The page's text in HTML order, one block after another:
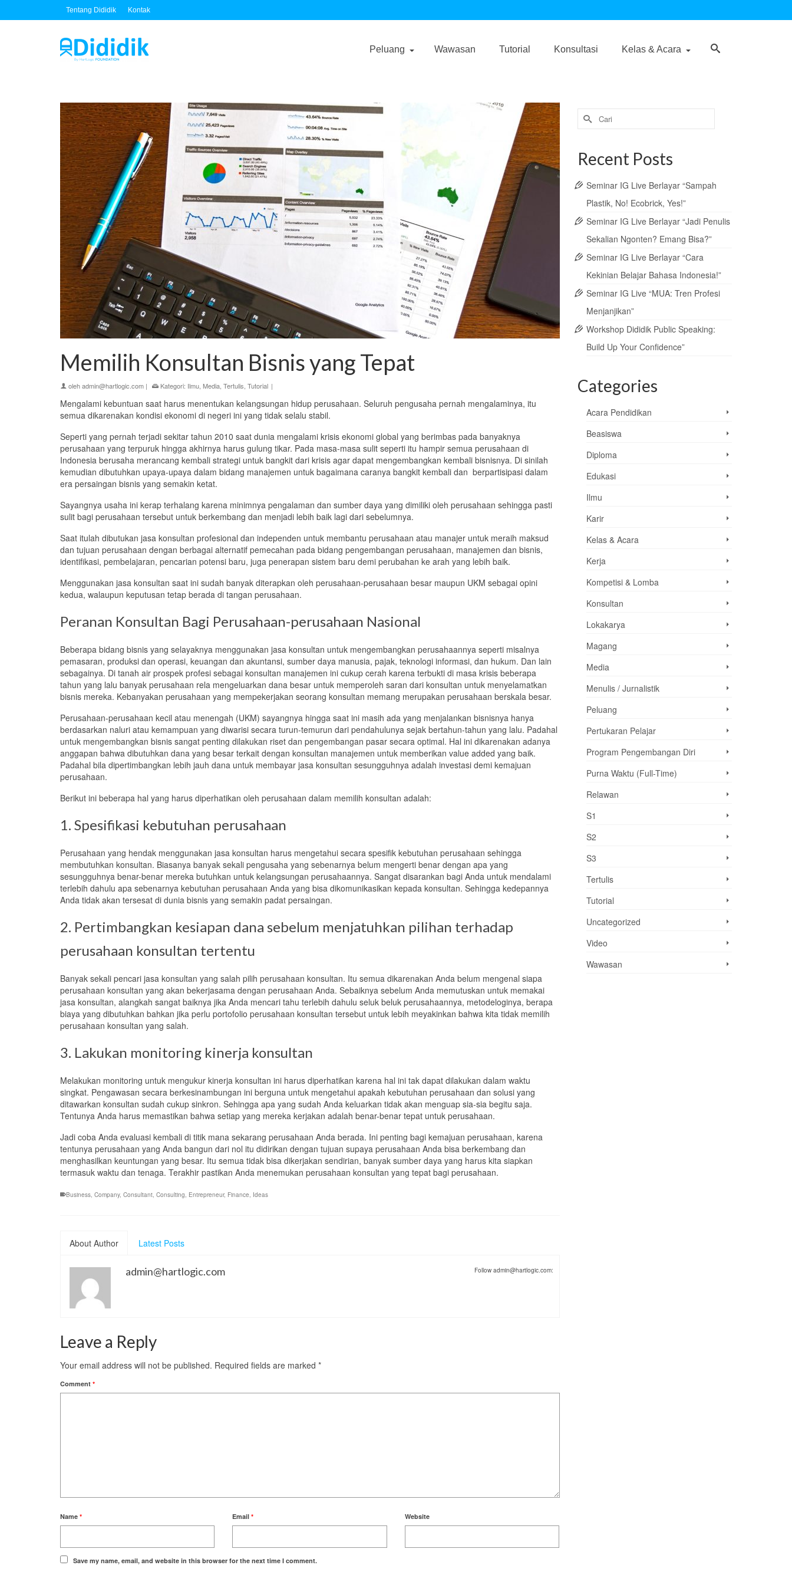
Tentang Dididik Kontak
Peluang Wawasan Tutorial Konsultasi Kelas & Acara
Memilih Konsultan Bisnis yang Tepat
olehadmin@hartlogic.com | Kategori: Ilmu Media Tertulis Tutorial |
Mengalami kebuntuan saat harus menentukan kelangsungan hidup perusahaan. Seluruh pengusaha pernah mengalaminya, itu
semua dikarenakan kondisi ekonomi di negeri ini yang tidak selalu stabil.
Seperti yang pernah terjadi sekitar tahun 2010 saat dunia mengalami krisis ekonomi global yang berimbas pada banyaknya
perusahaan yang terpuruk hingga akhirnya harus gulung tikar. Pada masa-masa sulit seperti itu hampir semua perusahaan di
Indonesia berusaha merancang kembali strategi untuk bangkit dari krisis agar dapat mengembangkan kembali bisnisnya. Di sinilah
kemudian dibutuhkan upaya-upaya dalam bidang manajemen untuk bagaimana caranya bangkit kembali dan berpartisipasi dalam
era persaingan bisnis yang semakin ketat.
Sayangnya usaha ini kerap terhalang karena minimnya pengalaman dan sumber daya yang dimiliki oleh perusahaan sehingga pasti
sulit bagi perusahaan tersebut untuk berkembang dan menjadi lebih baik lagi dari sebelumnya.
Saat itulah dibutukan jasa konsultan profesional dan independen untuk membantu perusahaan atau manajer untuk meraih maksud
dan tujuan perusahaan dengan berbagai alternatif pemecahan pada bidang pengembangan perusahaan, manajemen dan bisnis,
identifikasi, pembelajaran, pencarian potensi baru, juga penerapan sistem baru demi perubahan ke arah yang lebih baik.
Menggunakan jasa konsultan saat ini sudah banyak diterapkan oleh perusahaan-perusahaan besar maupun UKM sebagai opini
kedua, walaupun keputusan tetap berada di tangan perusahaan.
Peranan Konsultan Bagi Perusahaan-perusahaan Nasional
Beberapa bidang bisnis yang selayaknya menggunakan jasa konsultan untuk mengembangkan perusahaannya seperti misalnya
pemasaran, produksi dan operasi, keuangan dan akuntansi, sumber daya manusia, pajak, teknologi informasi, dan hukum. Dan lain
sebagainya. Di tanah air prospek profesi sebagai konsultan manajemen ini cukup cerah karena terbukti di masa krisis beberapa
tahun yang lalu banyak perusahaan rela mengeluarkan dana besar untuk memperoleh saran dari konsultan untuk menyelamatkan
bisnis mereka. Kebanyakan perusahaan yang mempekerjakan seorang konsultan memang merupakan perusahaan berskala besar.
Perusahaan-perusahaan kecil atau menengah (UKM) sayangnya hingga saat ini masih ada yang menjalankan bisnisnya hanya
berdasarkan naluri atau kemampuan yang diwarisi secara turun-temurun dari pendahulunya sejak bertahun-tahun yang lalu. Padahal
untuk mengembangkan bisnis sangat penting dilakukan riset dan pengembangan pasar secara optimal. Hal ini dikarenakan adanya
anggapan bahwa dibutuhkan dana yang besar terkait dengan konsultan manajemen untuk memberikan value added yang baik.
Padahal bila dipertimbangkan lebih jauh dana untuk membayar jasa konsultan sesungguhnya adalah investasi demi kemajuan
perusahaan.
Berikut ini beberapa hal yang harus diperhatikan oleh perusahaan dalam memilih konsultan adalah:
1. Spesifikasi kebutuhan perusahaan
Perusahaan yang hendak menggunakan jasa konsultan harus mengetahui secara spesifik kebutuhan perusahaan sehingga
membutuhkan konsultan. Biasanya banyak sekali pengusaha yang sebenarnya belum mengerti benar dengan apa yang
sesungguhnya benar-benar mereka butuhkan untuk kelangsungan perusahaannya. Sangat disarankan bagi Anda untuk mendalami
terlebih dahulu apa sebenarnya kebutuhan perusahaan Anda yang bisa dikomunikasikan kepada konsultan. Sehingga kedepannya
Anda tidak akan tersesat di dunia bisnis yang semakin padat persaingan.
2. Pertimbangkan kesiapan dana sebelum menjatuhkan pilihan terhadap
perusahaan konsultan tertentu
Banyak sekali pencari jasa konsultan yang salah pilih perusahaan konsultan. Itu semua dikarenakan Anda belum mengenal siapa
perusahaan konsultan yang akan bekerjasama dengan perusahaan Anda. Sebaiknya sebelum Anda memutuskan untuk memakai
jasa konsultan, alangkah sangat baiknya jika Anda mencari tahu terlebih dahulu seluk beluk perusahaannya, metodeloginya, berapa
biaya yang dibutuhkan bahkan jika perlu portofolio perusahaan konsultan tersebut untuk lebih meyakinkan bahwa kita tidak memilih
perusahaan konsultan yang salah.
3. Lakukan monitoring kinerja konsultan
Melakukan monitoring untuk mengukur kinerja konsultan ini harus diperhatikan karena hal ini tak dapat dilakukan dalam waktu
singkat. Pengawasan secara berkesinambungan ini berguna untuk mengetahui apakah kebutuhan perusahaan dan solusi yang
ditawarkan konsultan sudah cukup sinkron. Sehingga apa yang sudah Anda keluarkan tidak akan menguap sia-sia begitu saja.
Tentunya Anda harus memastikan bahwa setiap yang mereka kerjakan adalah benar-benar tepat untuk perusahaan.
Jadi coba Anda evaluasi kembali di titik mana sekarang perusahaan Anda berada. Ini penting bagi kemajuan perusahaan, karena
tentunya perusahaan yang Anda bangun dari nol itu didirikan dengan tujuan supaya perusahaan Anda bisa berkembang dan
menghasilkan keuntungan yang besar. Itu semua tidak bisa dikerjakan sendirian, banyak sumber daya yang harus kita siapkan
termasuk waktu dan tenaga. Terakhir pastikan Anda menemukan perusahaan konsultan yang tepat bagi perusahaan.
Business Company, Consultant Consulting Entrepreneur, Finance Ideas
About Author Latest Posts
Follow admin@hartlogic.com:
admin@hartlogic.com
Leave a Reply
Your email address will not be published. Required fields are marked *
Comment *
Name * Email* Website
Save my name, email, and website in this browser for the next time I comment.
Search
for:
Recent Posts
Seminar IG Live Berlayar “Sampah
Plastik, No! Ecobrick, Yes!”
Seminar IG Live Berlayar “Jadi Penulis
Sekalian Ngonten? Emang Bisa?”
Seminar IG Live Berlayar “Cara
Kekinian Belajar Bahasa Indonesia!”
Seminar IG Live “MUA: Tren Profesi
Menjanjikan”
Workshop Dididik Public Speaking:
Build Up Your Confidence”
Categories
Acara Pendidikan
Beasiswa
Diploma
Edukasi
Ilmu
Karir
Kelas & Acara
Kerja
Kompetisi & Lomba
Konsultan
Lokakarya
Magang
Media
Menulis / Jurnalistik
Peluang
Pertukaran Pelajar
Program Pengembangan Diri
Purna Waktu (Full-Time)
Relawan
S1
S2
S3
Tertulis
Tutorial
Uncategorized
Video
Wawasan